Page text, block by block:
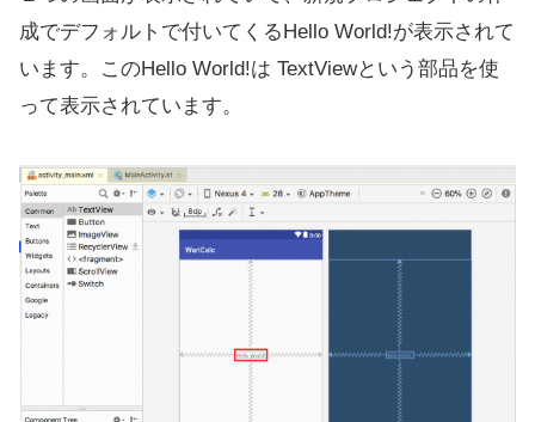
成でデフォルトで付いてくるHello World!が表示されて
います。このHello World!は TextViewという部品を使
って表示されています。